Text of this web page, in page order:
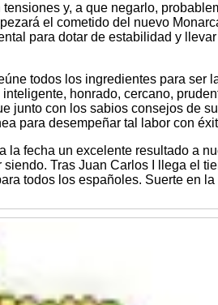
y, a que negarlo,
el cometido del nuevo
para dotar de estabilidad y
todos los ingredientes para ser
honrado, cercano,
junto con los sabios consejos de
para desempeñar tal labor con
la fecha un excelente resultado a
Tras Juan Carlos I llega el
todos los españoles. Suerte en la